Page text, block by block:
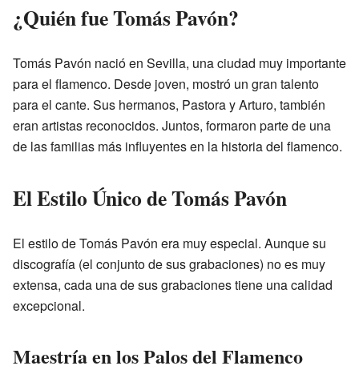
¿Quién fue Tomás Pavón?
Tomás Pavón nació en Sevilla, una ciudad muy importante
para el flamenco. Desde joven, mostró un gran talento
para el cante. Sus hermanos, Pastora y Arturo, también
eran artistas reconocidos. Juntos, formaron parte de una
de las familias más influyentes en la historia del flamenco.
El Estilo Único de Tomás Pavón
El estilo de Tomás Pavón era muy especial. Aunque su
discografía (el conjunto de sus grabaciones) no es muy
extensa, cada una de sus grabaciones tiene una calidad
excepcional.
Maestría en los Palos del Flamenco